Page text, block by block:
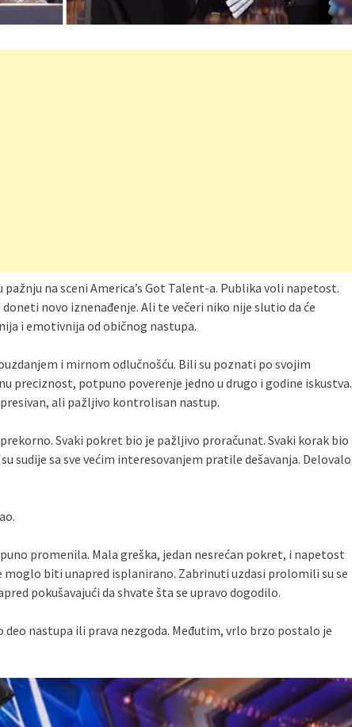
na sceni America’s Got Talent-a. Publika voli napetost.
novo iznenađenje. Ali te večeri niko nije slutio da će
i emotivnija od običnog nastupa.
i mirnom odlučnošću. Bili su poznati po svojim
preciznost, potpuno poverenje jedno u drugo i godine iskustva.
ali pažljivo kontrolisan nastup.
Svaki pokret bio je pažljivo proračunat. Svaki korak bio
sudije sa sve većim interesovanjem pratile dešavanja. Delovalo
promenila. Mala greška, jedan nesrećan pokret, i napetost
biti unapred isplanirano. Zabrinuti uzdasi prolomili su se
pokušavajući da shvate šta se upravo dogodilo.
nastupa ili prava nezgoda. Međutim, vrlo brzo postalo je